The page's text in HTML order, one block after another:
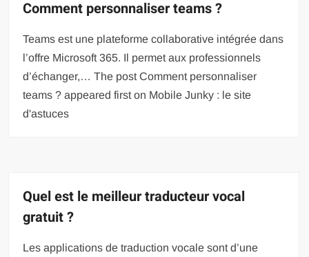
Comment personnaliser teams ?
Teams est une plateforme collaborative intégrée dans
l’offre Microsoft 365. Il permet aux professionnels
d’échanger,… The post Comment personnaliser
teams ? appeared first on Mobile Junky : le site
d'astuces
Quel est le meilleur traducteur vocal
gratuit ?
Les applications de traduction vocale sont d’une